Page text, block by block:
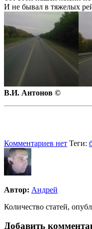
И не бывал в тяжелых
В.И. Антонов ©
Комментариев нет Теги:
Автор: Андрей
Количество статей,
Добавить